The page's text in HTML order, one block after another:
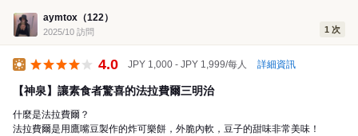
aymtox（122）
2025/10 訪問 1 次
4.0 JPY 1,000 - JPY 1,999/每人 詳細資訊
【神泉】讓素食者驚喜的法拉費爾三明治
什麼是法拉費爾？
法拉費爾是用鷹嘴豆製作的炸可樂餅，外脆內軟，豆子的甜味非常美味！